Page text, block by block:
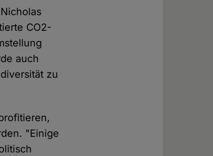
CO2-
auch
zu
"Einige